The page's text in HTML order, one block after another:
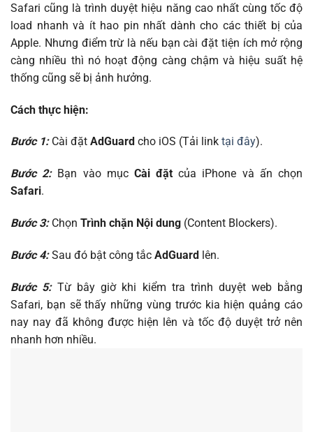
Safari cũng là trình duyệt hiệu năng cao nhất cùng tốc độ
load nhanh và ít hao pin nhất dành cho các thiết bị của
Apple. Nhưng điểm trừ là nếu bạn cài đặt tiện ích mở rộng
càng nhiều thì nó hoạt động càng chậm và hiệu suất hệ
thống cũng sẽ bị ảnh hưởng.
Cách thực hiện:
Bước 1:Cài đặt AdGuard cho iOS (Tải link tại đây).
Bước 2:Bạn vào mục Cài đặt của iPhone và ấn chọn
Safari.
Bước 3:Chọn Trình chặn Nội dung (Content Blockers).
Bước 4:Sau đó bật công tắc AdGuard lên.
Bước 5:Từ bây giờ khi kiểm tra trình duyệt web bằng
Safari, bạn sẽ thấy những vùng trước kia hiện quảng cáo
nay nay đã không được hiện lên và tốc độ duyệt trở nên
nhanh hơn nhiều.